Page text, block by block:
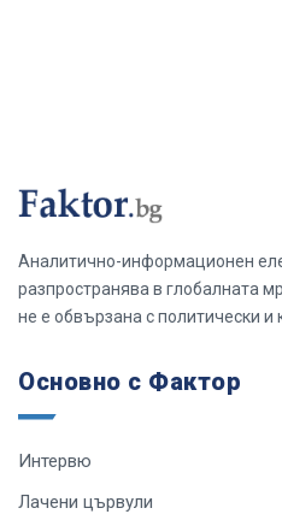
Аналитично-информационен
разпространява в глобалната
не е обвързана с политически и
Основно с Фактор
Интервю
Лачени цървули